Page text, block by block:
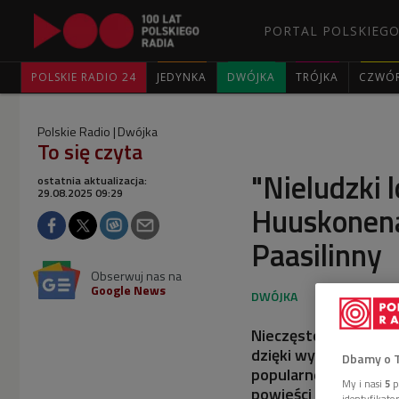
PORTAL
POLSKIE RADIO 24 JEDYNKA DWÓJKA TRÓJKA
Polskie Radio Dwójka
To się czyta
"Nieludzki
Paasilinny
ostatnia aktualizacja:
29.08.2025 09:29
Obserwuj nas na
Google News
Nieczęsto w
dzięki wydawnictwu
popularnego
powieści Arta
Dbamy o
My i nasi 5